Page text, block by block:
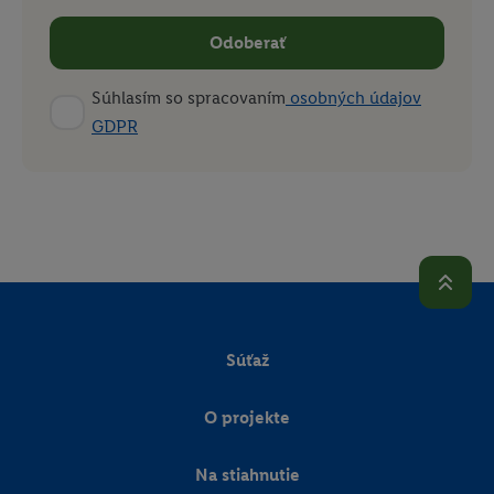
Odoberať
Súhlasím so spracovaním osobných údajov
GDPR
Súťaž
O projekte
Na stiahnutie
Imprint nájdete tu.